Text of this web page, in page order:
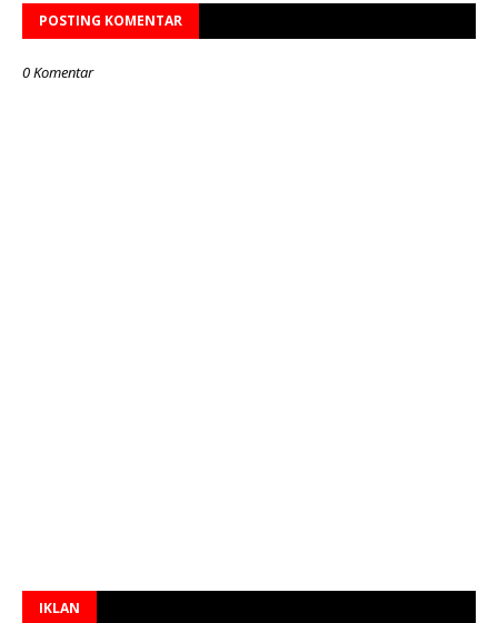
POSTING KOMENTAR
0 Komentar
IKLAN